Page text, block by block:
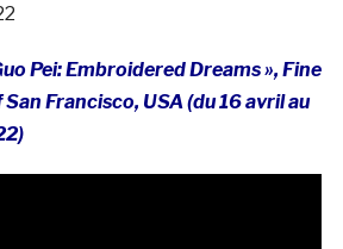
Pei: Embroidered Dreams », Fine
Francisco, USA (du 16 avril au